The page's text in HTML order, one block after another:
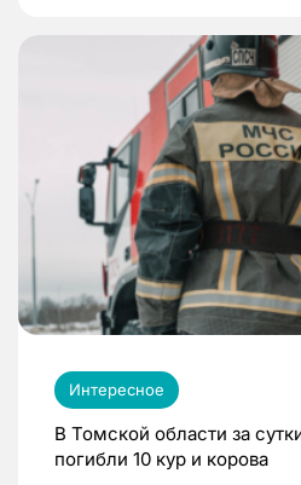
Интересное
В Томской области за
погибли 10 кур и корова